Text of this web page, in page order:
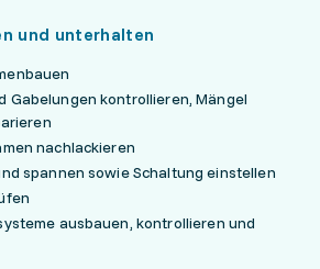
und unterhalten
Gabelungen kontrollieren, Mängel
nachlackieren
spannen sowie Schaltung einstellen
ausbauen, kontrollieren und